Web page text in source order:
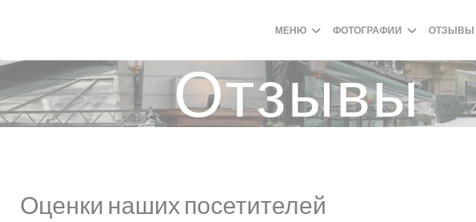
МЕНЮ ФОТОГРАФИИ ОТЗЫВЫ
Отзывы
Оценки наших посетителей